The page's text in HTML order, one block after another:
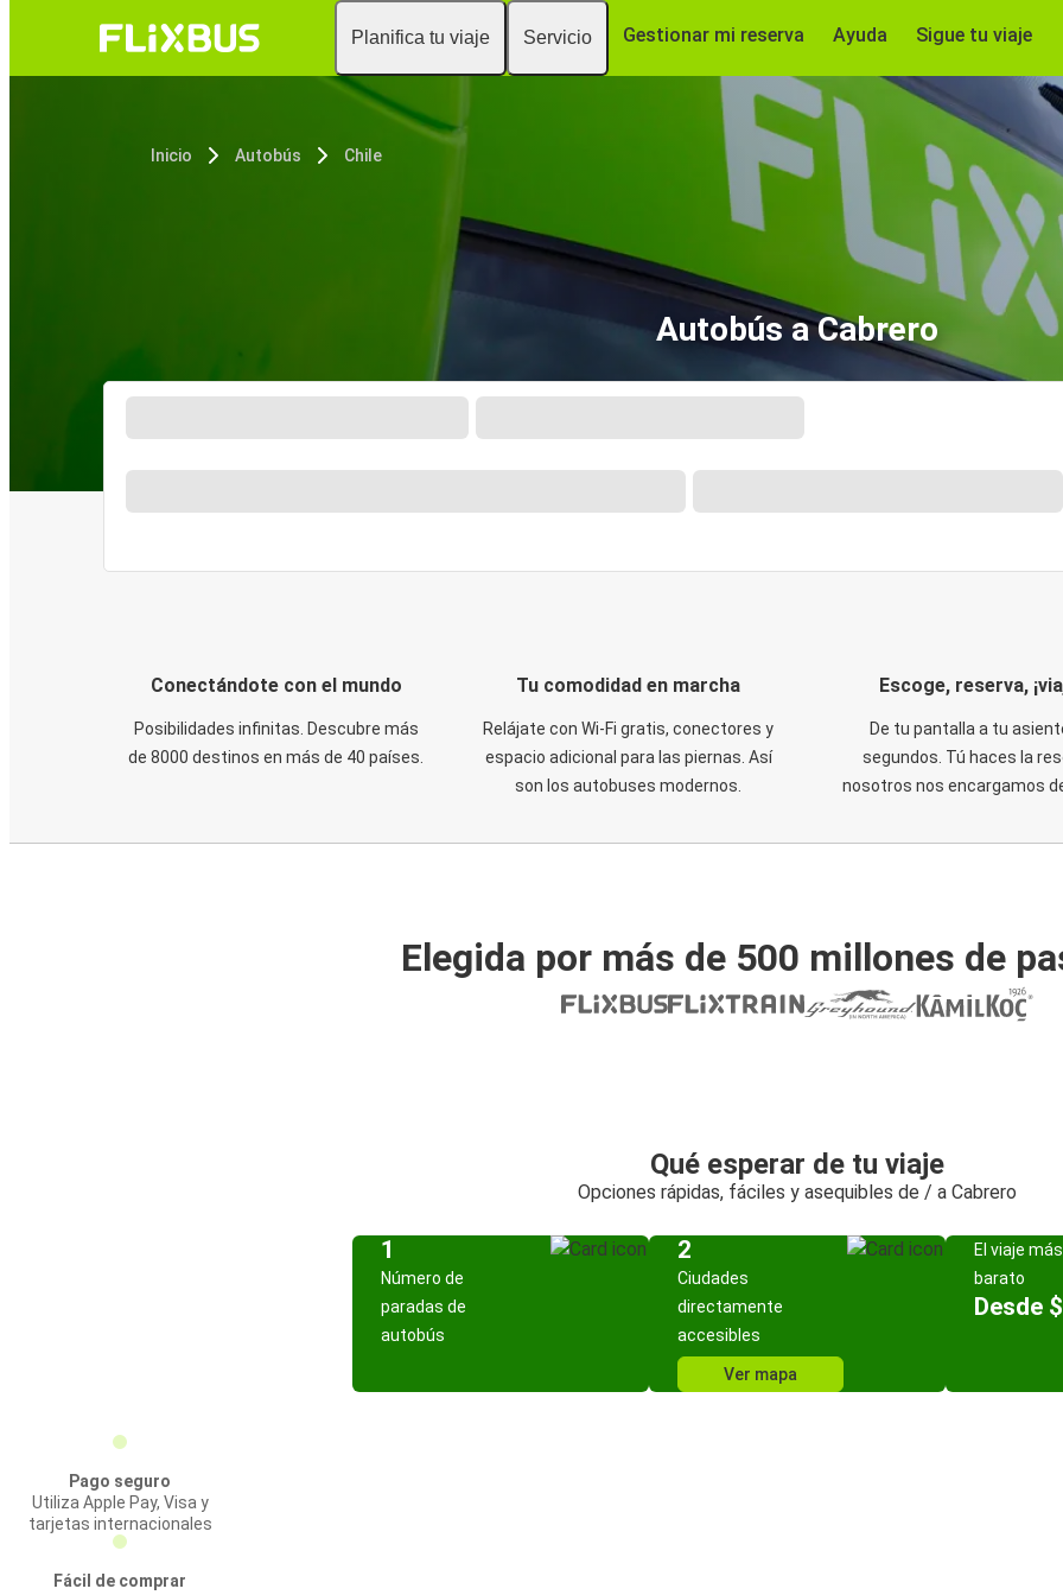
Planifica tu viaje Servicio Gestionar mi reserva Ayuda Sigue tu viaje
Inicio Autobús Chile
Autobús a Cabrero
Conectándote con el mundo
Posibilidades infinitas. Descubre más
de 8000 destinos en más de 40 países.
Tu comodidad en marcha
Relájate con Wi-Fi gratis, conectores y
espacio adicional para las piernas. Así
son los autobuses modernos.
Escoge, reserva,
De tu pantalla a tu
segundos. Tú haces la
nosotros nos encargamos
Elegida por más de 500 millones de
Qué esperar de tu viaje
Opciones rápidas, fáciles y asequibles de / a Cabrero
1
Número de
paradas de
autobús
2
Ciudades
directamente
accesibles
Ver mapa
El viaje más
barato
Desde
Pago seguro
Utiliza Apple Pay, Visa y
tarjetas internacionales
Fácil de comprar